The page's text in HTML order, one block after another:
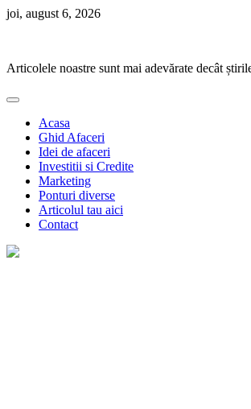
Skip
joi, august 6, 2026
Articolele noastre sunt mai adevărate decât
Acasa
Ghid Afaceri
Idei de afaceri
Investitii si Credite
Marketing
Ponturi diverse
Articolul tau aici
Contact